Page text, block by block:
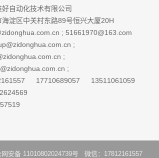
自动化技术有限公司
区中关村东路89号恒兴大厦20H
; 51661970@163.com
;
;
;
17710689057 13511061059
安备 11010802024739号 微信：17812161557